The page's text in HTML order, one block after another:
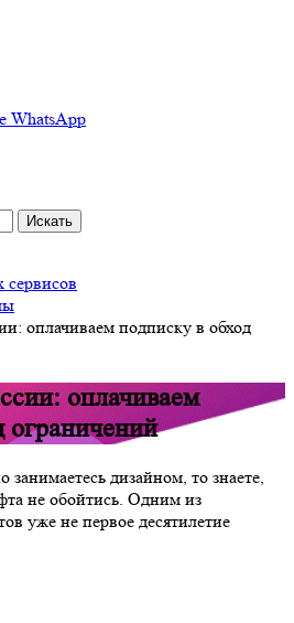
WhatsApp
Искать
оплачиваем подписку в обход
оплачиваем
ограничений
дизайном, то знаете,
не обойтись. Одним из
уже не первое десятилетие